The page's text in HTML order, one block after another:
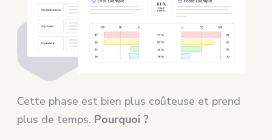
Cette phase est bien plus coûteuse et prend
plus de temps. Pourquoi ?